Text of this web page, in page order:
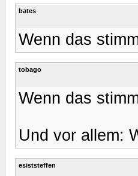
bates
Wenn das
tobago
Wenn das
Und vor allem:
esiststeffen